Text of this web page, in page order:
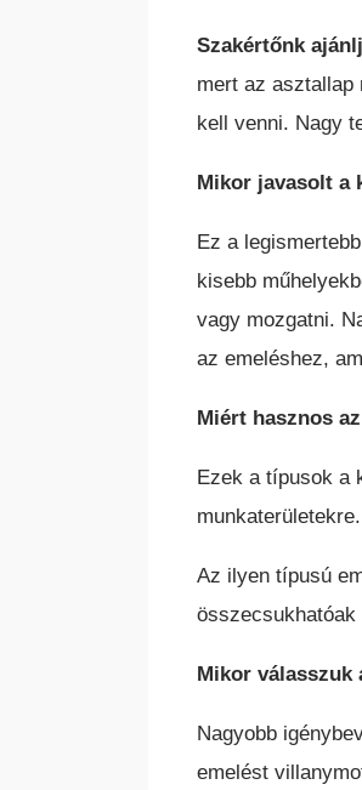
Szakértőnk
mert az asztallap
kell venni. Nagy
Mikor javasolt a
Ez a
kisebb
vagy mozgatni.
az emeléshez,
Miért hasznos
Ezek a típusok a
munkaterületekre.
Az ilyen típusú
Mikor válasszuk
Nagyobb
emelést